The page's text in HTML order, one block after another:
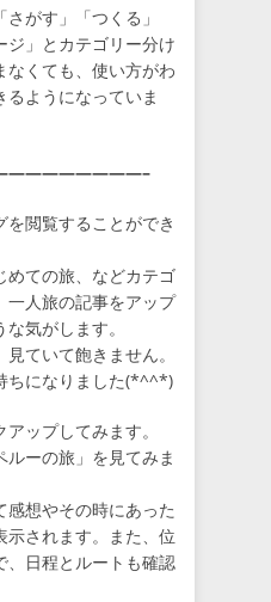
がす」「つくる」
ジ」とカテゴリー分け
なくても、使い方がわ
ようになっていま
閲覧することができ
めての旅、などカテゴ
一人旅の記事をアップ
気がします。
ていて飽きません。
ちになりました(*^^*)
ップしてみます。
ーの旅」を見てみま
感想やその時にあった
示されます。また、位
、日程とルートも確認